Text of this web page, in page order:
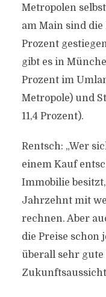
Metropolen
am Main sind die
Prozent
gibt es in
Prozent im
Metropole) und
11,4 Prozent).
Rentsch: „Wer
einem Kauf
Immobilie
Jahrzehnt mit
rechnen. Aber
die Preise schon
überall sehr